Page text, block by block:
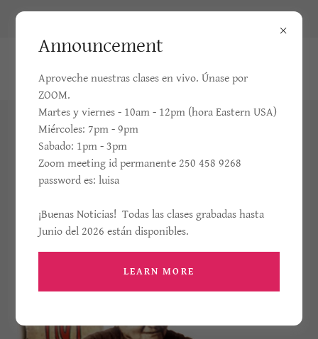
El Reino de la Divina
Voluntad en los Escritos de
Luisa Picarreta
GUIAS DE ESTUDIO PARA LOS ESCRITOS.
CLASES GRABADAS Y DISCUSIONES
Announcement
Aproveche nuestras clases en vivo. Únase por
ZOOM.
Martes y viernes - 10am - 12pm (hora Eastern USA)
Miércoles: 7pm - 9pm
Sabado: 1pm - 3pm
Zoom meeting id permanente 250 458 9268
password es: luisa
¡Buenas Noticias! Todas las clases grabadas hasta
Junio del 2026 están disponibles.
LEARN MORE